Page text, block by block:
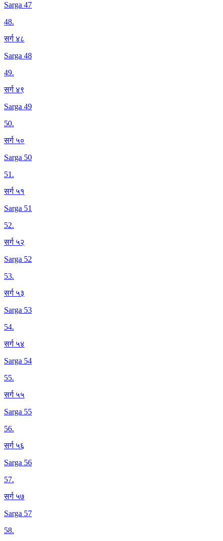
Sarga 47
48.
सर्ग ४८
Sarga 48
49.
सर्ग ४९
Sarga 49
50.
सर्ग ५०
Sarga 50
51.
सर्ग ५१
Sarga 51
52.
सर्ग ५२
Sarga 52
53.
सर्ग ५३
Sarga 53
54.
सर्ग ५४
Sarga 54
55.
सर्ग ५५
Sarga 55
56.
सर्ग ५६
Sarga 56
57.
सर्ग ५७
Sarga 57
58.